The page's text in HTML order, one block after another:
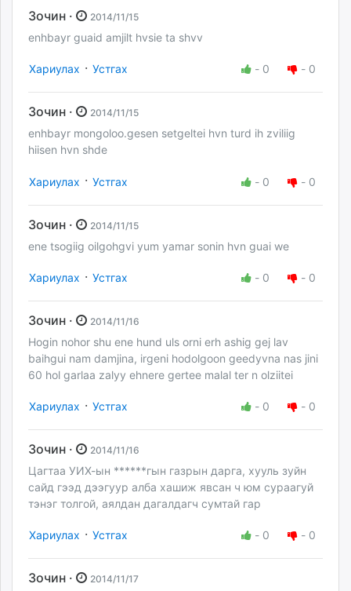
Зочин · 2014/11/15
enhbayr guaid amjilt hvsie ta shvv
Хариулах · Устгах - 0 - 0
Зочин · 2014/11/15
enhbayr mongoloo.gesen setgeltei hvn turd ih zviliig
hiisen hvn shde
Хариулах · Устгах - 0 - 0
Зочин · 2014/11/15
ene tsogiig oilgohgvi yum yamar sonin hvn guai we
Хариулах · Устгах - 0 - 0
Зочин · 2014/11/16
Hogin nohor shu ene hund uls orni erh ashig gej lav
baihgui nam damjina, irgeni hodolgoon geedyvna nas jini
60 hol garlaa zalyy ehnere gertee malal ter n olziitei
Хариулах · Устгах - 0 - 0
Зочин · 2014/11/16
Цагтаа УИХ-ын ******гын газрын дарга, хууль зуйн
сайд гээд дээгуур алба хашиж явсан ч юм сураагуй
тэнэг толгой, аялдан дагалдагч сумтай гар
Хариулах · Устгах - 0 - 0
Зочин · 2014/11/17